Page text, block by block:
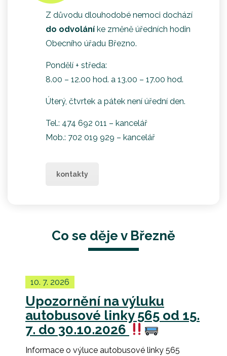
Z důvodu dlouhodobé nemoci dochází
do odvolání ke změně úředních hodin
Obecního úřadu Březno.
Pondělí + středa:
8.00 – 12.00 hod. a 13.00 – 17.00 hod.
Úterý, čtvrtek a pátek není úřední den.
Tel.: 474 692 011 – kancelář
Mob.: 702 019 929 – kancelář
kontakty
Co se děje v Březně
10. 7. 2026
Upozornění na výluku
autobusové linky 565 od 15.
7. do 30.10.2026
Informace o výluce autobusové linky 565